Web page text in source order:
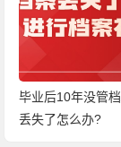
毕业后10年没管
丢失了怎么办?